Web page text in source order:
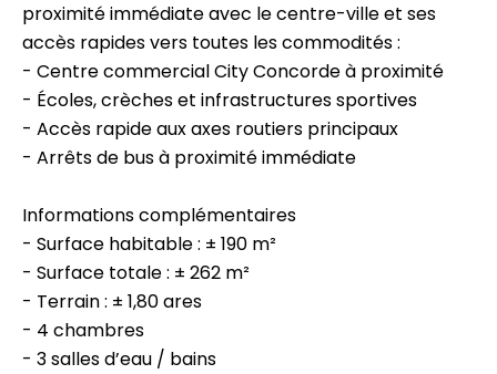
proximité immédiate avec le centre-ville et ses
accès rapides vers toutes les commodités :
- Centre commercial City Concorde à proximité
- Écoles, crèches et infrastructures sportives
- Accès rapide aux axes routiers principaux
- Arrêts de bus à proximité immédiate
Informations complémentaires
- Surface habitable : ± 190 m²
- Surface totale : ± 262 m²
- Terrain : ± 1,80 ares
- 4 chambres
- 3 salles d’eau / bains